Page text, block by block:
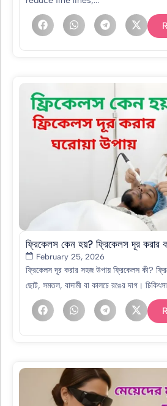
ফ্রিকেলস কেন হয়? ফ্রিকেলস দূর করার
February 25, 2026
ফ্রিকেলস দূর করার সহজ উপায় ফ্রিকেলস কী?
ছোট, সমতল, বাদামী বা কালচে রঙের দাগ।